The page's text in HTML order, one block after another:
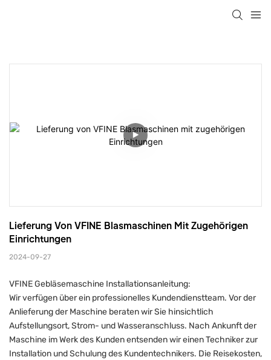
Lieferung Von VFINE Blasmaschinen Mit Zugehörigen
Einrichtungen
2024-09-27
VFINE Gebläsemaschine Installationsanleitung:
Wir verfügen über ein professionelles Kundendienstteam. Vor der
Anlieferung der Maschine beraten wir Sie hinsichtlich
Aufstellungsort, Strom- und Wasseranschluss. Nach Ankunft der
Maschine im Werk des Kunden entsenden wir einen Techniker zur
Installation und Schulung des Kundentechnikers. Die Reisekosten,